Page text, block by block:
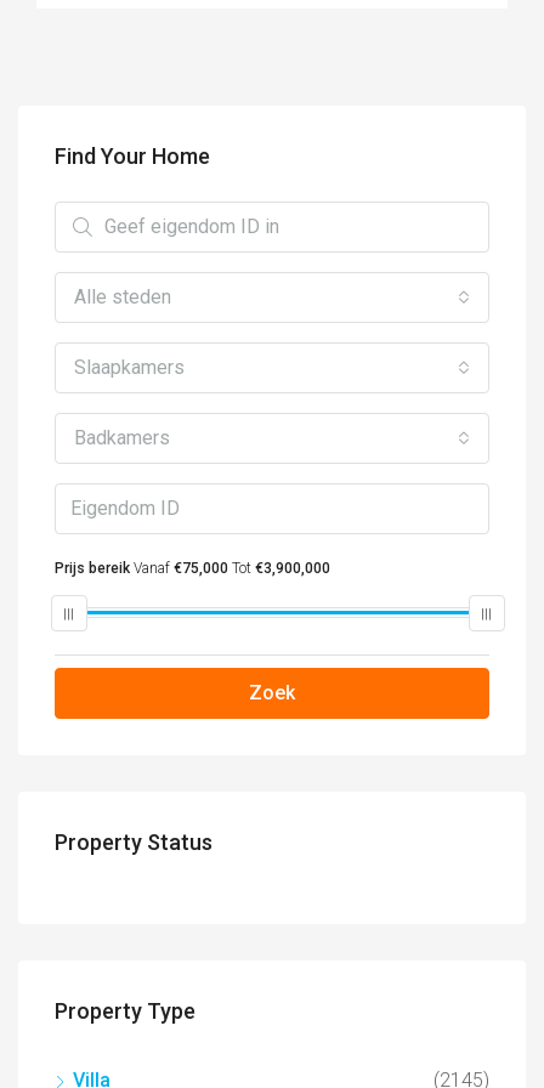
Find Your Home
Alle steden
Slaapkamers
Badkamers
Prijs bereik Vanaf €75,000 Tot €3,900,000
Zoek
Property Status
Property Type
Villa (2145)